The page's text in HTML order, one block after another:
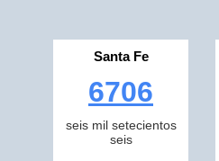
Santa Fe
6706
seis mil setecientos
seis